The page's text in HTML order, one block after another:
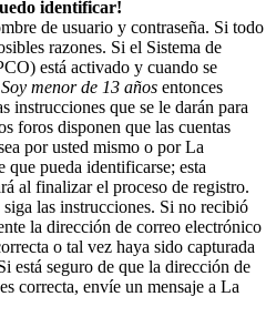
identificar!
de usuario y contraseña. Si todo
razones. Si el Sistema de
está activado y cuando se
Soy menor de 13 años entonces
instrucciones que se le darán para
foros disponen que las cuentas
por usted mismo o por La
que pueda identificarse; esta
al finalizar el proceso de registro.
las instrucciones. Si no recibió
la dirección de correo electrónico
o tal vez haya sido capturada
está seguro de que la dirección de
correcta, envíe un mensaje a La